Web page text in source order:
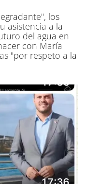
los
asistencia a la
del agua en
con María
"por respeto a la